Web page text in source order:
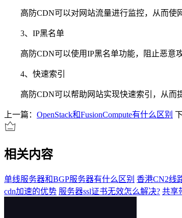
高防CDN可以对网站流量进行监控，从而使网
3、IP黑名单
高防CDN可以使用IP黑名单功能，阻止恶意攻
4、快速索引
高防CDN可以帮助网站实现快速索引，从而提
上一篇： OpenStack和FusionCompute有什么区别
相关内容
单线服务器和BGP服务器有什么区别 香港CN2线
cdn加速的优势 服务器ssl证书无效怎么解决? 共享